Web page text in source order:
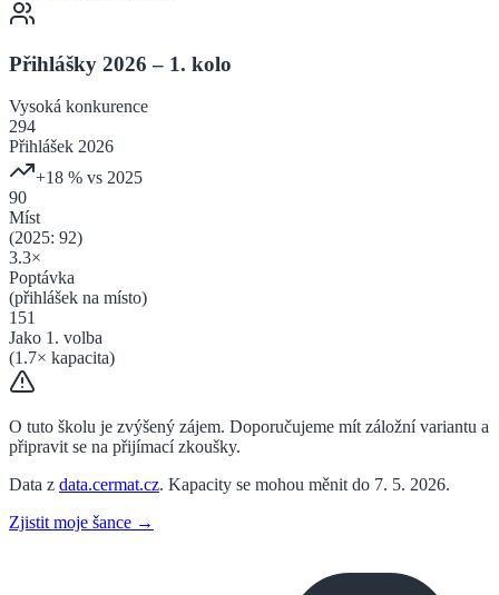
Přihlášky 2026 – 1. kolo
Vysoká konkurence
294
Přihlášek 2026
+18 % vs 2025
90
Míst
(2025: 92)
3.3×
Poptávka
(přihlášek na místo)
151
Jako 1. volba
(1.7× kapacita)
O tuto školu je zvýšený zájem. Doporučujeme mít záložní variantu a
připravit se na přijímací zkoušky.
Data z data.cermat.cz. Kapacity se mohou měnit do 7. 5. 2026.
Zjistit moje šance →